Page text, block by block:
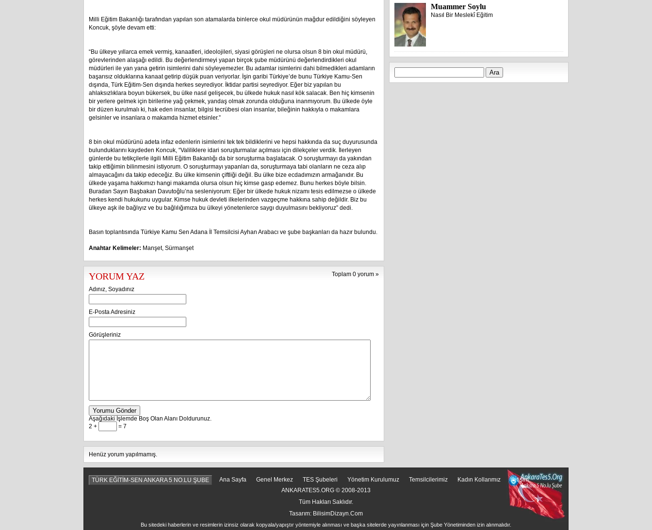
Milli Eğitim Bakanlığı tarafından yapılan son atamalarda binlerce okul müdürünün mağdur edildiğini söyleyen
Koncuk, şöyle devam etti:
“Bu ülkeye yıllarca emek vermiş, kanaatleri, ideolojileri, siyasi görüşleri ne olursa olsun 8 bin okul müdürü,
görevlerinden alaşağı edildi. Bu değerlendirmeyi yapan birçok şube müdürünü değerlendirdikleri okul
müdürleri ile yan yana getirin isimlerini dahi söyleyemezler. Bu adamlar isimlerini dahi bilmedikleri adamların
başarısız olduklarına kanaat getirip düşük puan veriyorlar. İşin garibi Türkiye’de bunu Türkiye Kamu-Sen
dışında, Türk Eğitim-Sen dışında herkes seyrediyor. İktidar partisi seyrediyor. Eğer biz yapılan bu
ahlaksızlıklara boyun bükersek, bu ülke nasıl gelişecek, bu ülkede hukuk nasıl kök salacak. Ben hiç kimsenin
bir yerlere gelmek için birilerine yağ çekmek, yandaş olmak zorunda olduğuna inanmıyorum. Bu ülkede öyle
bir düzen kurulmalı ki, hak eden insanlar, bilgisi tecrübesi olan insanlar, bileğinin hakkıyla o makamlara
gelsinler ve insanlara o makamda hizmet etsinler.”
8 bin okul müdürünü adeta infaz edenlerin isimlerini tek tek bildiklerini ve hepsi hakkında da suç duyurusunda
bulunduklarını kaydeden Koncuk, “Valiliklere idari soruşturmalar açılması için dilekçeler verdik. İlerleyen
günlerde bu tetikçilerle ilgili Milli Eğitim Bakanlığı da bir soruşturma başlatacak. O soruşturmayı da yakından
takip ettiğimin bilinmesini istiyorum. O soruşturmayı yapanları da, soruşturmaya tabi olanların ne ceza alıp
almayacağını da takip edeceğiz. Bu ülke kimsenin çiftliği değil. Bu ülke bize ecdadımızın armağanıdır. Bu
ülkede yaşama hakkımızı hangi makamda olursa olsun hiç kimse gasp edemez. Bunu herkes böyle bilsin.
Buradan Sayın Başbakan Davutoğlu’na sesleniyorum: Eğer bir ülkede hukuk nizamı tesis edilmezse o ülkede
herkes kendi hukukunu uygular. Kimse hukuk devleti ilkelerinden vazgeçme hakkına sahip değildir. Biz bu
ülkeye aşk ile bağlıyız ve bu bağlılığımıza bu ülkeyi yönetenlerce saygı duyulmasını bekliyoruz” dedi.
Basın toplantısında Türkiye Kamu Sen Adana İl Temsilcisi Ayhan Arabacı ve şube başkanları da hazır bulundu.
Anahtar Kelimeler: Manşet, Sürmanşet
Toplam 0 yorum »
YORUM YAZ
Adınız, Soyadınız
E-Posta Adresiniz
Görüşleriniz
Yorumu Gönder
Aşağıdaki İşlemde Boş Olan Alanı Doldurunuz.
2 +
= 7
Henüz yorum yapılmamış.
Muammer Soylu
Nasıl Bir Meslekî Eğitim
Arama:
TÜRK EĞİTİM-SEN ANKARA 5 NO.LU ŞUBE Ana Sayfa Genel Merkez TES Şubeleri Yönetim Kurulumuz Temsilcilerimiz Kadın Kollarımız
İletişim
ANKARATES5.ORG © 2008-2013
Tüm Hakları Saklıdır.
Tasarım: BilisimDizayn.Com
Bu sitedeki haberlerin ve resimlerin izinsiz olarak kopyala/yapıştır yöntemiyle alınması ve başka sitelerde yayınlanması için Şube Yönetiminden izin alınmalıdır.